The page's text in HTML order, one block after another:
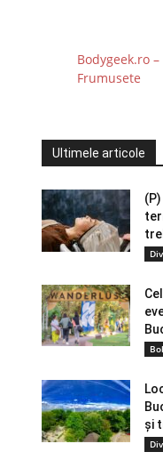
Bodygeek.ro
Frumusete
Ultimele articole
și